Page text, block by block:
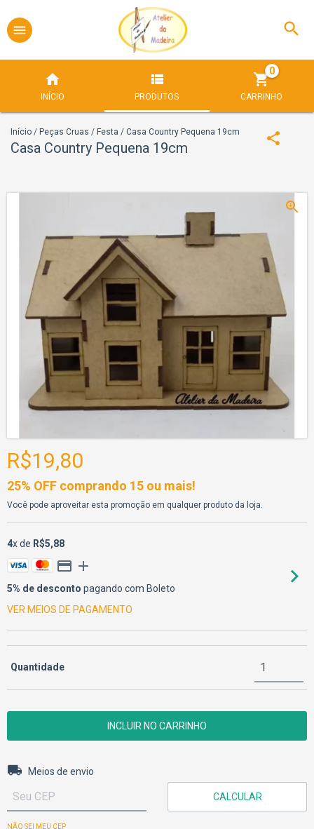
INÍCIO PRODUTOS CARRINHO
0
Início / Peças Cruas / Festa / Casa Country Pequena 19cm
Casa Country Pequena 19cm
R$19,80
25% OFF comprando 15 ou mais!
Você pode aproveitar esta promoção em qualquer produto da loja.
4x de R$5,88
5% de desconto pagando com Boleto
VER MEIOS DE PAGAMENTO
Quantidade
Entregas para o CEP:
Meios de envio
CALCULAR
NÃO SEI MEU CEP